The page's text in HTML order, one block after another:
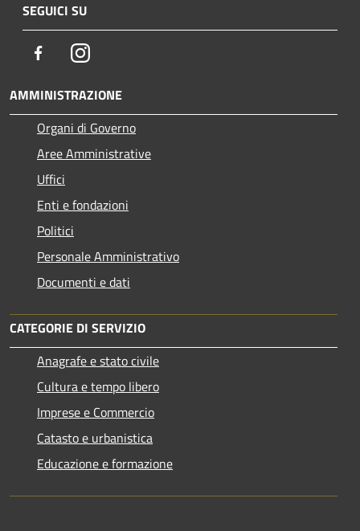
SEGUICI SU
FacebookInstagram
AMMINISTRAZIONE
Organi di Governo
Aree Amministrative
Uffici
Enti e fondazioni
Politici
Personale Amministrativo
Documenti e dati
CATEGORIE DI SERVIZIO
Anagrafe e stato civile
Cultura e tempo libero
Imprese e Commercio
Catasto e urbanistica
Educazione e formazione